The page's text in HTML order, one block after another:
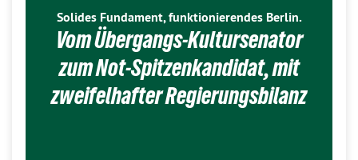
Solides Fundament, funktionierendes Berlin.
Vom Übergangs-Kultursenator
zum Not-Spitzenkandidat, mit
zweifelhafter Regierungsbilanz